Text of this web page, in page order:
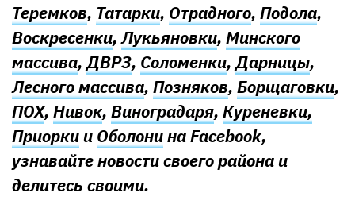
Теремков, Татарки, Отрадного, Подола,
Воскресенки,Лукьяновки, Минского
массива,ДВРЗ, Соломенки,Дарницы,
Лесного массива, Позняков, Борщаговки,
ПОХ, Нивок, Виноградаря, Куреневки,
Приоркии Оболонина Facebook,
узнавайте новости своего района и
делитесь своими.